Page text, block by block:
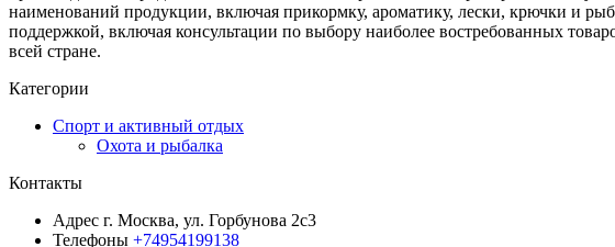
наименований продукции, включая прикормку, ароматику, лески, крючки и
поддержкой, включая консультации по выбору наиболее востребованных
всей стране.
Категории
Спорт и активный отдых
Охота и рыбалка
Контакты
Адрес г. Москва, ул. Горбунова 2с3
Телефоны +74954199138